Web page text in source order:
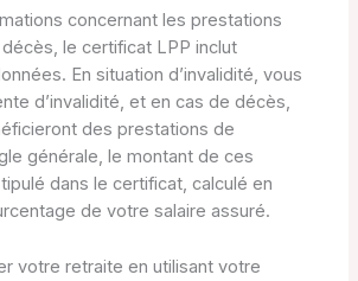
concernant les prestations
le certificat LPP inclut
En situation d’invalidité, vous
d’invalidité, et en cas de décès,
des prestations de
générale, le montant de ces
dans le certificat, calculé en
de votre salaire assuré.
votre retraite en utilisant votre